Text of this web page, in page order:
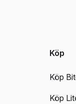
Köp
Köp
Köp